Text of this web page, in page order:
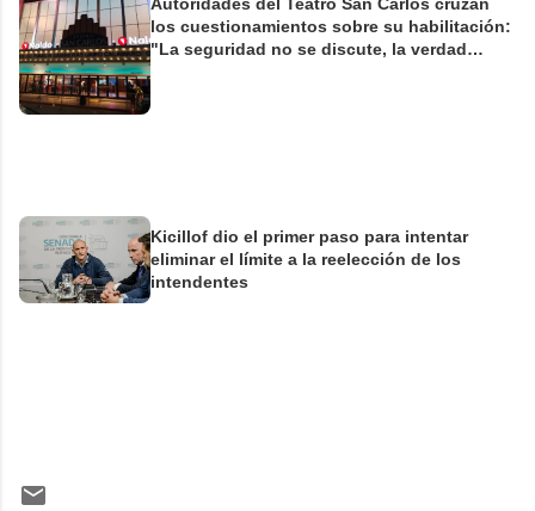
los cuestionamientos sobre su habilitación:
"La seguridad no se discute, la verdad
Kicillof dio el primer paso para intentar
eliminar el límite a la reelección de los
intendentes